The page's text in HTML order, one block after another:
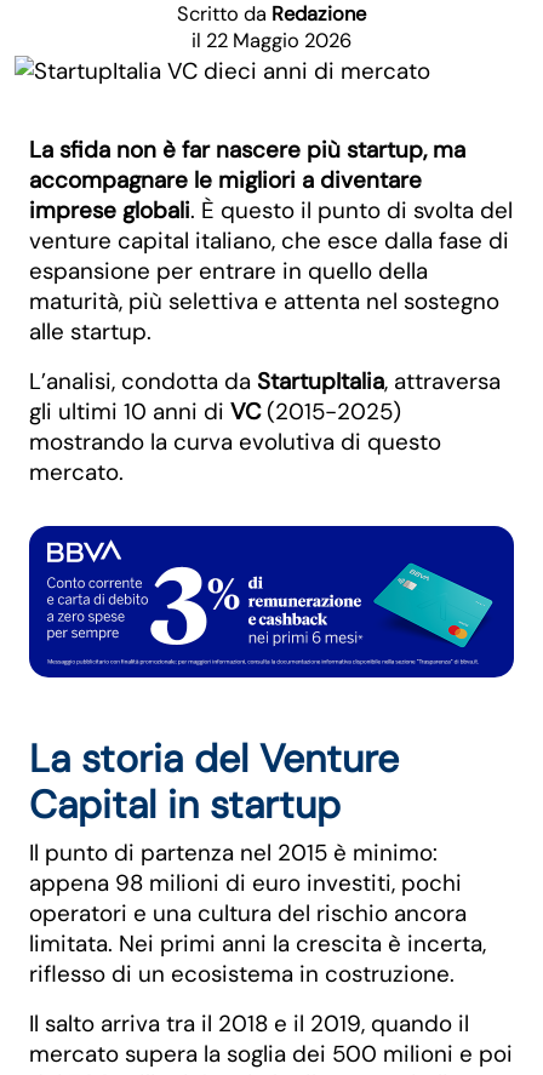
Scritto da Redazione
il 22 Maggio 2026
La sfida non è far nascere più startup, ma
accompagnare le migliori a diventare
imprese globali. È questo il punto di svolta del
venture capital italiano, che esce dalla fase di
espansione per entrare in quello della
maturità, più selettiva e attenta nel sostegno
alle startup.
L’analisi, condotta da StartupItalia, attraversa
gli ultimi 10 anni di VC(2015-2025)
mostrando la curva evolutiva di questo
mercato.
La storia del Venture
Capital in startup
Il punto di partenza nel 2015 è minimo:
appena 98 milioni di euro investiti, pochi
operatori e una cultura del rischio ancora
limitata. Nei primi anni la crescita è incerta,
riflesso di un ecosistema in costruzione.
Il salto arriva tra il 2018 e il 2019, quando il
mercato supera la soglia dei 500 milioni e poi